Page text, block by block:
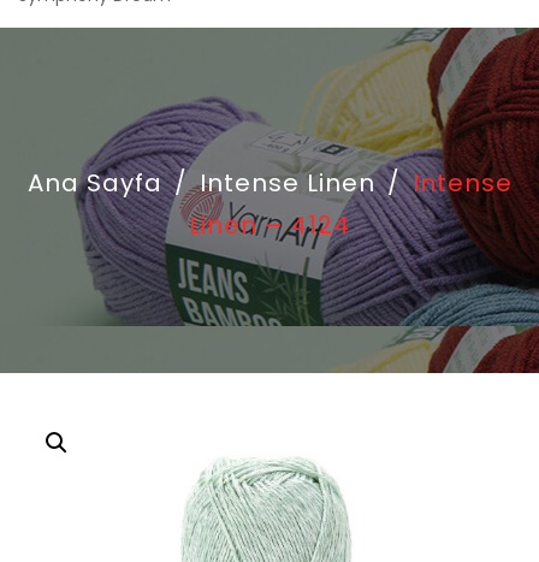
Ana Sayfa / Intense Linen / Intense
Linen – 4124